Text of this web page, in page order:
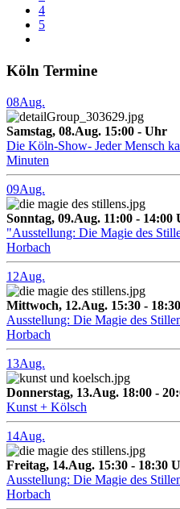
4
5
Köln Termine
08Aug.
Samstag, 08.Aug. 15:00 - Uhr
Die Köln-Show- Jeder Mensch
Minuten
09Aug.
Sonntag, 09.Aug. 11:00 - 14:00
"Ausstellung: Die Magie des
Horbach
12Aug.
Mittwoch, 12.Aug. 15:30 -
Ausstellung: Die Magie des
Horbach
13Aug.
Donnerstag, 13.Aug. 18:00 -
Kunst + Kölsch
14Aug.
Freitag, 14.Aug. 15:30 - 18:30
Ausstellung: Die Magie des
Horbach